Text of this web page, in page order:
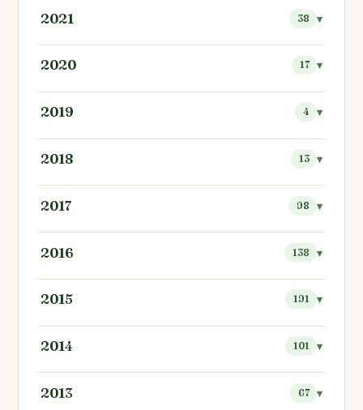
2021 38
2020 17
2019 4
2018 13
2017 98
2016 138
2015 191
2014 101
2013 67